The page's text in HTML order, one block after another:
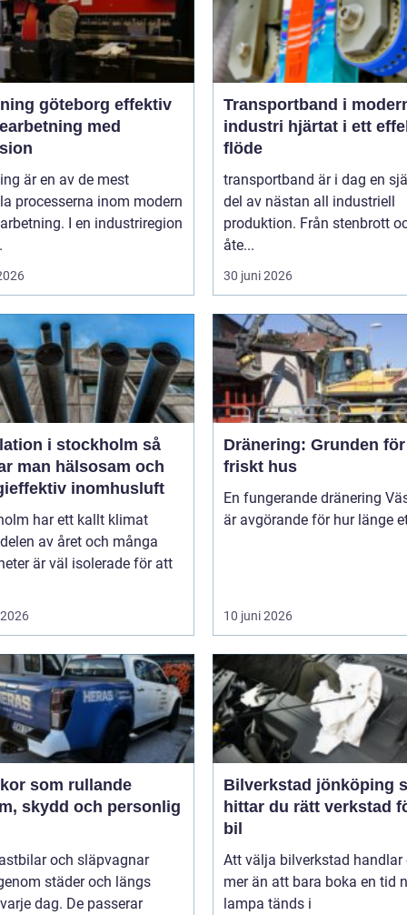
göteborg effektiv
med
är en av de mest
processerna inom modern
I en industriregion
Transportband i
industri hjärtat i ett effektivt
flöde
transportband är i dag en
del av nästan all industriell
produktion. Från stenbrott
åte...
30 juni 2026
i stockholm så
man hälsosam och
inomhusluft
har ett kallt klimat
av året och många
är väl isolerade för att
Dränering: Grunden
friskt hus
En fungerande dränering
är avgörande för hur länge
10 juni 2026
som rullande
skydd och personlig
och släpvagnar
städer och längs
dag. De passerar
Bilverkstad jönköping så
hittar du rätt verkstad
bil
Att välja bilverkstad handlar
mer än att bara boka en tid
lampa tänds i